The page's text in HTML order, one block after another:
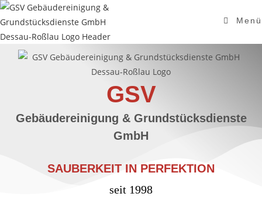
Menü
GSV
Gebäudereinigung & Grundstücksdienste
GmbH
SAUBERKEIT IN PERFEKTION
seit 1998